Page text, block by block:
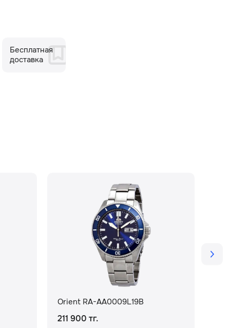
Бесплатная
доставка
Orient RA-AA0009L19B
211 900 тг.